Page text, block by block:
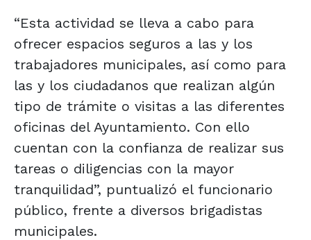
“Esta actividad se lleva a cabo para
ofrecer espacios seguros a las y los
trabajadores municipales, así como para
las y los ciudadanos que realizan algún
tipo de trámite o visitas a las diferentes
oficinas del Ayuntamiento. Con ello
cuentan con la confianza de realizar sus
tareas o diligencias con la mayor
tranquilidad”, puntualizó el funcionario
público, frente a diversos brigadistas
municipales.